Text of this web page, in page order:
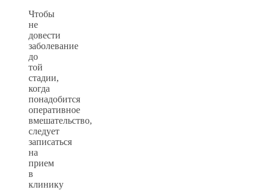
Чтобы
не
довести
заболевание
до
той
стадии,
когда
понадобится
оперативное
вмешательство,
следует
записаться
на
прием
в
клинику